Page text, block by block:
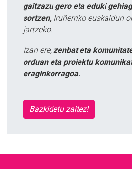
gaitzazu gero eta eduki
sortzen, Iruñerriko euskaldun
jartzeko.
Izan ere, zenbat eta
orduan eta proiektu
eraginkorragoa.
Bazkidetu zaitez!